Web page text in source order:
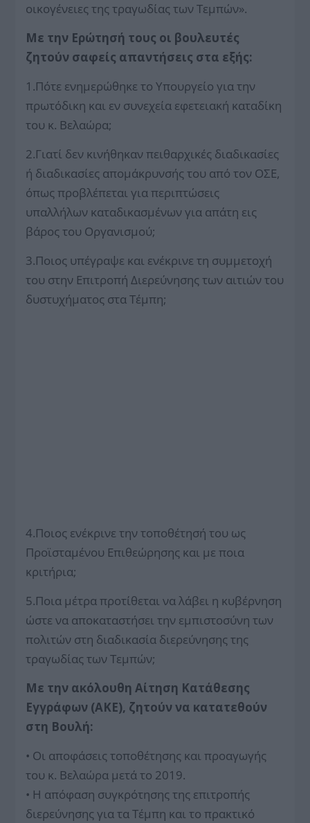
οικογένειες της τραγωδίας των Τεμπών».
Με την Ερώτησή τους οι βουλευτές
ζητούν σαφείς απαντήσεις στα εξής:
1.Πότε ενημερώθηκε το Υπουργείο για την
πρωτόδικη και εν συνεχεία εφετειακή καταδίκη
του κ. Βελαώρα;
2.Γιατί δεν κινήθηκαν πειθαρχικές διαδικασίες
ή διαδικασίες απομάκρυνσής του από τον ΟΣΕ,
όπως προβλέπεται για περιπτώσεις
υπαλλήλων καταδικασμένων για απάτη εις
βάρος του Οργανισμού;
3.Ποιος υπέγραψε και ενέκρινε τη συμμετοχή
του στην Επιτροπή Διερεύνησης των αιτιών του
δυστυχήματος στα Τέμπη;
4.Ποιος ενέκρινε την τοποθέτησή του ως
Προϊσταμένου Επιθεώρησης και με ποια
κριτήρια;
5.Ποια μέτρα προτίθεται να λάβει η κυβέρνηση
ώστε να αποκαταστήσει την εμπιστοσύνη των
πολιτών στη διαδικασία διερεύνησης της
τραγωδίας των Τεμπών;
Με την ακόλουθη Αίτηση Κατάθεσης
Εγγράφων (ΑΚΕ), ζητούν να κατατεθούν
στη Βουλή:
• Οι αποφάσεις τοποθέτησης και προαγωγής
του κ. Βελαώρα μετά το 2019.
• Η απόφαση συγκρότησης της επιτροπής
διερεύνησης για τα Τέμπη και το πρακτικό